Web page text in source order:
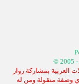
العربية بمشاركة زوار
وصفة منقولة ومن له